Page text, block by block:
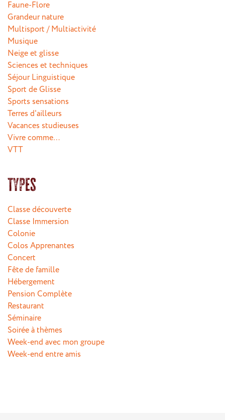
Faune-Flore
Grandeur nature
Multisport / Multiactivité
Musique
Neige et glisse
Sciences et techniques
Séjour Linguistique
Sport de Glisse
Sports sensations
Terres d'ailleurs
Vacances studieuses
Vivre comme…
VTT
Types
Classe découverte
Classe Immersion
Colonie
Colos Apprenantes
Concert
Fête de famille
Hébergement
Pension Complète
Restaurant
Séminaire
Soirée à thèmes
Week-end avec mon groupe
Week-end entre amis